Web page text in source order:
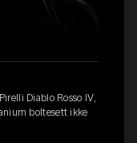
Diablo Rosso IV,
boltesett ikke